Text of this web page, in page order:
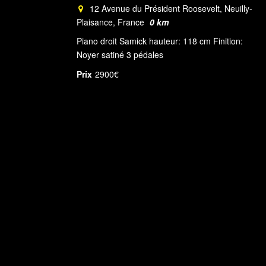
12 Avenue du Président Roosevelt, Neuilly-
Plaisance, France 0 km
Piano droit Samick hauteur: 118 cm Finition:
Noyer satiné 3 pédales
Prix 2900€